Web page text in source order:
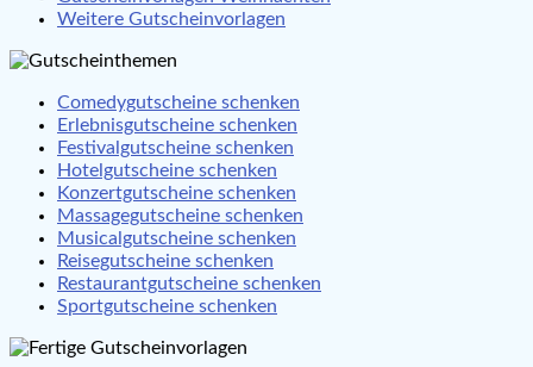
Weitere Gutscheinvorlagen
Comedygutscheine schenken
Erlebnisgutscheine schenken
Festivalgutscheine schenken
Hotelgutscheine schenken
Konzertgutscheine schenken
Massagegutscheine schenken
Musicalgutscheine schenken
Reisegutscheine schenken
Restaurantgutscheine schenken
Sportgutscheine schenken